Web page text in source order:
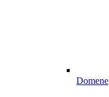
Domene